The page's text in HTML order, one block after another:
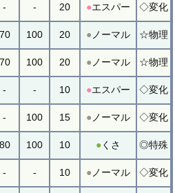
- - 20 ●エスパー ◇変化
70 100 20 ● ノーマル ☆物理
70 100 20 ● ノーマル ☆物理
- - 10 ●エスパー ◇変化
- 100 15 ● ノーマル ◇変化
80 100 10 ●くさ ◎特殊
- - 10 ● ノーマル ◇変化